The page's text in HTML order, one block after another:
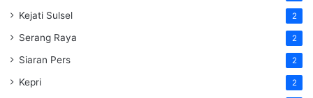
Kejati Sulsel 2
Serang Raya 2
Siaran Pers 2
Kepri 2